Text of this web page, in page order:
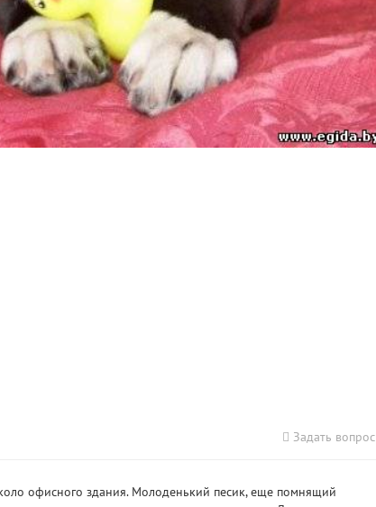
Задать вопрос
офисного здания. Молоденький песик, еще помнящий